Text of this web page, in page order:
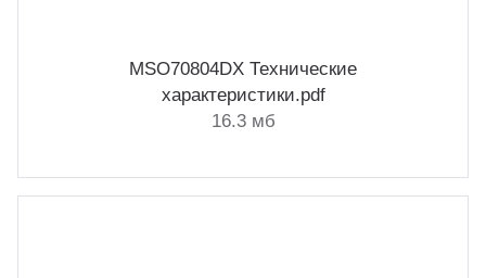
MSO70804DX Технические
характеристики.pdf
16.3 мб